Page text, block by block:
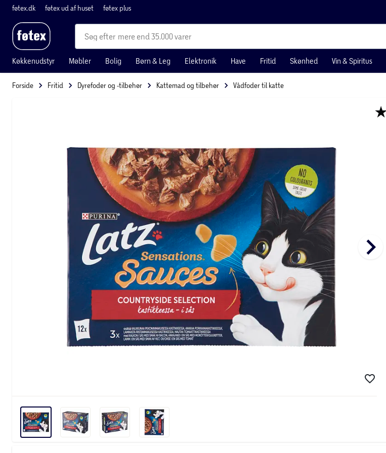
føtex.dk føtex ud af huset føtex plus
mere end 35.000 varer
Køkkenudstyr Møbler Bolig Børn & Leg Elektronik Have Fritid Skønhed Vin & Spiritus
Forside Fritid Dyrefoder og -tilbehør Kattemad og tilbehør Vådfoder til katte
keyboard_arrow_right